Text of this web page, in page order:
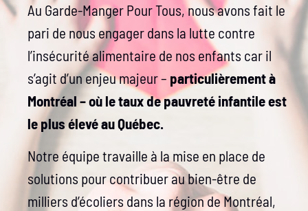
Au Garde-Manger Pour Tous, nous avons fait le
pari de nous engager dans la lutte contre
l’insécurité alimentaire de nos enfants car il
s’agit d’un enjeu majeur – particulièrement à
Montréal – où le taux de pauvreté infantile est
le plus élevé au Québec.
Notre équipe travaille à la mise en place de
solutions pour contribuer au bien-être de
milliers d’écoliers dans la région de Montréal,